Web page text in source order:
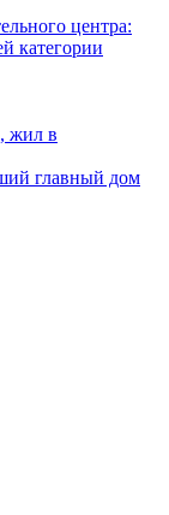
центра:
категории
жил в
главный дом